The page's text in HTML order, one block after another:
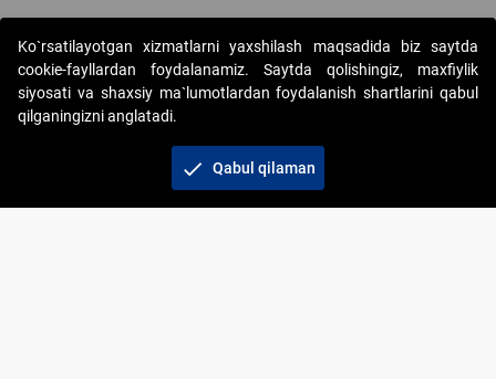
Copyright © 2017-2026. "Elektron onlayn-auksionlarni tashkil etish"
AJ. Barcha huquqlar himoyalangan
+998 71 202-21-11
Ko`rsatilayotgan xizmatlarni yaxshilash maqsadida biz saytda
cookie-fayllardan foydalanamiz. Saytda qolishingiz, maxfiylik
siyosati va shaxsiy ma`lumotlardan foydalanish shartlarini qabul
qilganingizni anglatadi.
check Qabul qilaman